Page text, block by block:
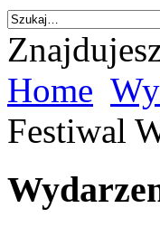
Home
Festiwal